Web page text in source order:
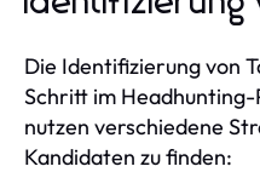
Die Identifizierung von
Schritt im
nutzen verschiedene
Kandidaten zu finden: